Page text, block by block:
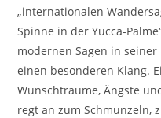
„internationalen
Spinne in der Yucca-
modernen Sagen in
einen besonderen Klang.
Wunschträume, Ängste
regt an zum Schmunzeln,